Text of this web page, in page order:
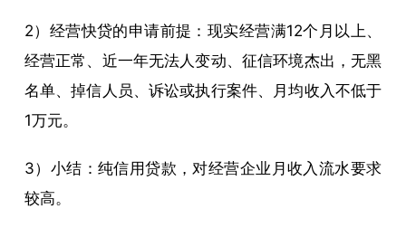
2）经营快贷的申请前提：现实经营满12个月以上、
经营正常、近一年无法人变动、征信环境杰出，无黑
名单、掉信人员、诉讼或执行案件、月均收入不低于
1万元。
3）小结：纯信用贷款，对经营企业月收入流水要求
较高。